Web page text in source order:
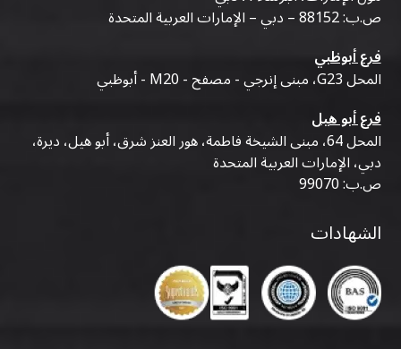
ص.ب: 88152 – دبي – الإمارات العربية المتحدة
فرع أبوظبي
المحل G23، مبنى إنرجي - مصفح - M20 - أبوظبي
فرع أبو هيل
المحل 64، مبنى الشيخة فاطمة، هور العنز شرق، أبو هيل، ديرة،
دبي، الإمارات العربية المتحدة
ص.ب: 99070
الشهادات